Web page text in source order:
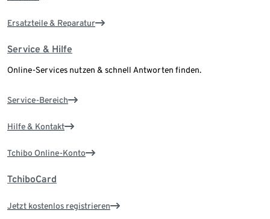
Ersatzteile & Reparatur
Service & Hilfe
Online-Services nutzen & schnell Antworten finden.
Service-Bereich
Hilfe & Kontakt
Tchibo Online-Konto
TchiboCard
Jetzt kostenlos registrieren